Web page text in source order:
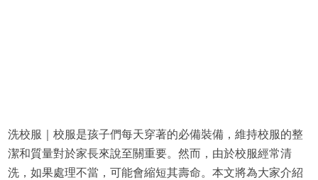
洗校服｜校服是孩子們每天穿著的必備裝備，維持校服的整
潔和質量對於家長來說至關重要。然而，由於校服經常清
洗，如果處理不當，可能會縮短其壽命。本文將為大家介紹